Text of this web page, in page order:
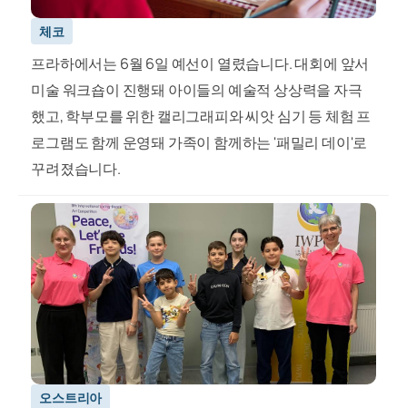
체코
프라하에서는 6월 6일 예선이 열렸습니다. 대회에 앞서
미술 워크숍이 진행돼 아이들의 예술적 상상력을 자극
했고, 학부모를 위한 캘리그래피와 씨앗 심기 등 체험 프
로그램도 함께 운영돼 가족이 함께하는 '패밀리 데이'로
꾸려졌습니다.
오스트리아